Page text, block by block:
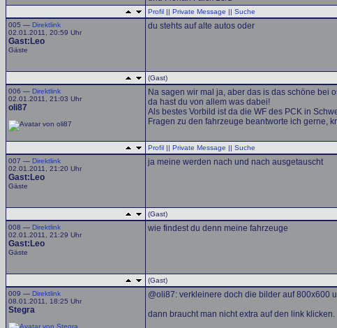
Profil || Private Message || Suche
005 — Direktlink
02.01.2011, 20:59 Uhr
Gast:Leo
Gäste
du stehts auf alte autos oder
(Gast)
006 — Direktlink
02.01.2011, 21:03 Uhr
oli87
Na sagen wir mal ja, aber das is das schöne bei
da hast du von allem was dabei!
Als bestes Vorbild ist da die WF des PCK in
Fragen zu den fahrzeuge beantworte ich gerne,
Profil || Private Message || Suche
007 — Direktlink
02.01.2011, 21:20 Uhr
Gast:Leo
Gäste
ja meine werden nach und nach ausgetauscht
(Gast)
008 — Direktlink
02.01.2011, 21:29 Uhr
Gast:Leo
Gäste
wie findest du denn meine fahrzeuge
(Gast)
009 — Direktlink
08.01.2011, 18:25 Uhr
Stegra
@oli87: verkleinere doch die bilder auf 800x600
dann braucht man nicht extra auf den link klicken.